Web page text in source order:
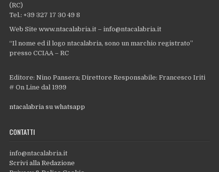
(RC)
Tel.: +39 327 17 30 49 8
Web Site www.ntacalabria.it – info@ntacalabria.it
“Il nome ed il logo ntacalabria, sono un marchio registrato”
presso CCIAA – RC
Editore: Nino Pansera; Direttore Responsabile: Francesco Iriti
# On Line dal 1999
ntacalabria su whatsapp
CONTATTI
info@ntacalabria.it
Scrivi alla Redazione